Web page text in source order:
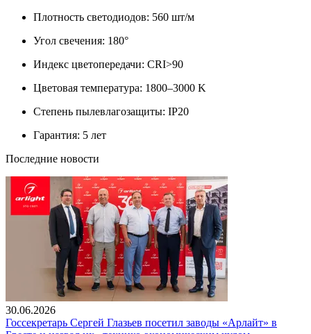
Плотность светодиодов: 560 шт/м
Угол свечения: 180°
Индекс цветопередачи: CRI>90
Цветовая температура: 1800–3000 K
Степень пылевлагозащиты: IP20
Гарантия: 5 лет
Последние новости
30.06.2026
Госсекретарь Сергей Глазьев посетил заводы «Арлайт» в